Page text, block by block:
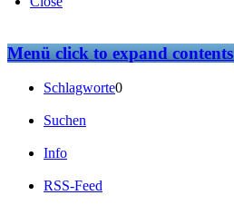
Menüclick to expand contents
Schlagworte0
Suchen
Info
RSS-Feed